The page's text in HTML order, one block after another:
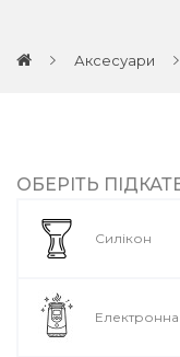
Аксесуари
ОБЕРІТЬ
Силікон